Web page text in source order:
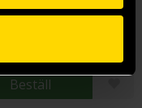
Musashi
Beställ